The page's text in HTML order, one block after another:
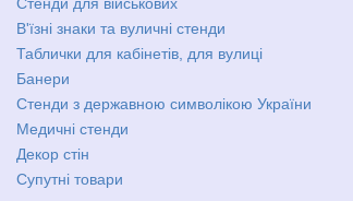
В'їзні знаки та вуличні стенди
Таблички для кабінетів, для вулиці
Банери
Стенди з державною символікою України
Медичні стенди
Декор стін
Супутні товари